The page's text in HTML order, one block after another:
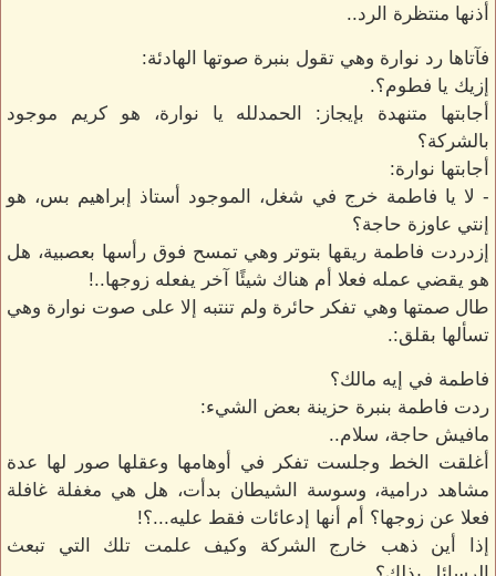
أذنها منتظرة الرد..
فآتاها رد نوارة وهي تقول بنبرة صوتها الهادئة:
إزيك يا فطوم؟.
أجابتها متنهدة بإيجاز: الحمدلله يا نوارة، هو كريم موجود
بالشركة؟
أجابتها نوارة:
- لا يا فاطمة خرج في شغل، الموجود أستاذ إبراهيم بس، هو
إنتي عاوزة حاجة؟
إزدردت فاطمة ريقها بتوتر وهي تمسح فوق رأسها بعصبية، هل
هو يقضي عمله فعلا أم هناك شيئًا آخر يفعله زوجها..!
طال صمتها وهي تفكر حائرة ولم تنتبه إلا على صوت نوارة وهي
تسألها بقلق:.
فاطمة في إيه مالك؟
ردت فاطمة بنبرة حزينة بعض الشيء:
مافيش حاجة، سلام..
أغلقت الخط وجلست تفكر في أوهامها وعقلها صور لها عدة
مشاهد درامية، وسوسة الشيطان بدأت، هل هي مغفلة غافلة
فعلا عن زوجها؟ أم أنها إدعائات فقط عليه...؟!
إذا أين ذهب خارج الشركة وكيف علمت تلك التي تبعث